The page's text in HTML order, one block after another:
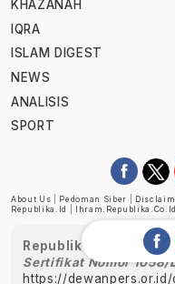
KHAZANAH
IQRA
ISLAM DIGEST
NEWS
ANALISIS
SPORT
About Us Pedoman Siber
Republika.id
Ihram.republika.co.id
Republika telah
Sertifikat Nomor
https://